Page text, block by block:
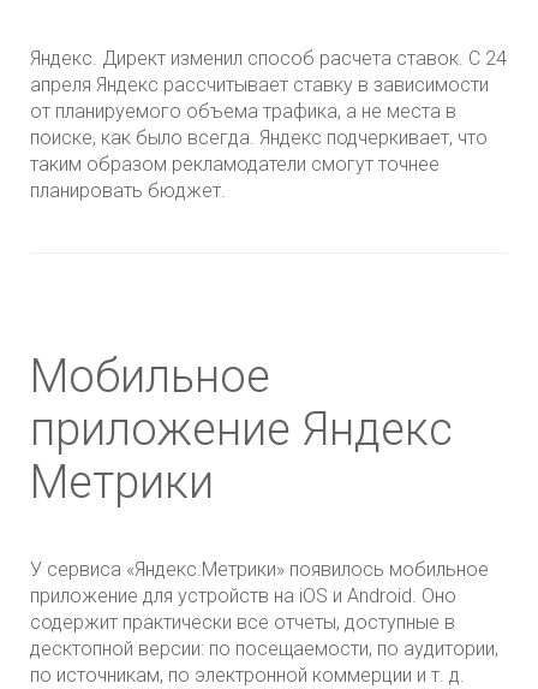
Яндекс. Директ изменил способ расчета ставок. С 24
апреля Яндекс рассчитывает ставку в зависимости
от планируемого объема трафика, а не места в
поиске, как было всегда. Яндекс подчеркивает, что
таким образом рекламодатели смогут точнее
планировать бюджет.
Мобильное
приложение Яндекс
Метрики
У сервиса «Яндекс.Метрики» появилось мобильное
приложение для устройств на iOS и Android. Оно
содержит практически все отчеты, доступные в
десктопной версии: по посещаемости, по аудитории,
по источникам, по электронной коммерции и т. д.